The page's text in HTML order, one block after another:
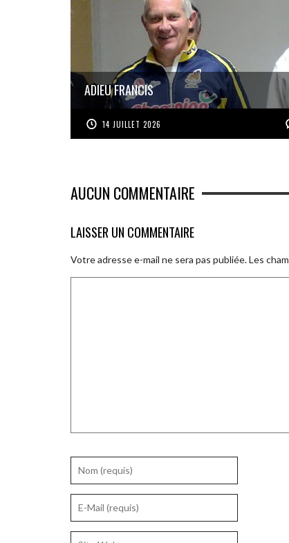
ADIEU FRANCIS
14 JUILLET 2026
AUCUN COMMENTAIRE
LAISSER UN COMMENTAIRE
Votre adresse e-mail ne sera pas publiée.Les